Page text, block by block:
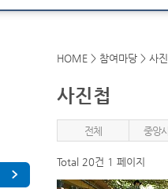
연혁
조직도
HOME > 참여마당 > 사
사진첩
전체 중앙
Total 20건 1 페이지